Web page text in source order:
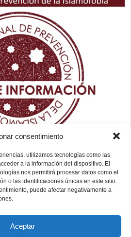
consentimiento
utilizamos tecnologías como las
a la información del dispositivo. El
nos permitirá procesar datos como el
o las identificaciones únicas en este sitio.
puede afectar negativamente a
Aceptar